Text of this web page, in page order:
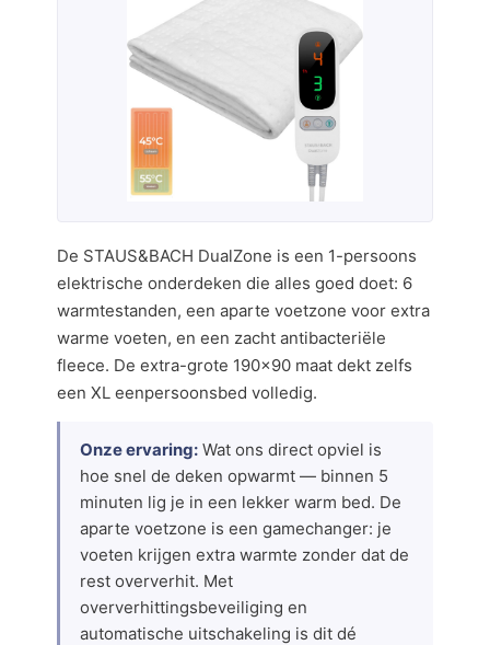
De STAUS&BACH DualZone is een 1-persoons
elektrische onderdeken die alles goed doet: 6
warmtestanden, een aparte voetzone voor extra
warme voeten, en een zacht antibacteriële
fleece. De extra-grote 190×90 maat dekt zelfs
een XL eenpersoonsbed volledig.
Onze ervaring: Wat ons direct opviel is
hoe snel de deken opwarmt — binnen 5
minuten lig je in een lekker warm bed. De
aparte voetzone is een gamechanger: je
voeten krijgen extra warmte zonder dat de
rest oververhit. Met
oververhittingsbeveiliging en
automatische uitschakeling is dit dé